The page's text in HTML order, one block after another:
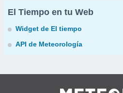
El Tiempo en tu Web
Widget de El tiempo
API de Meteorología